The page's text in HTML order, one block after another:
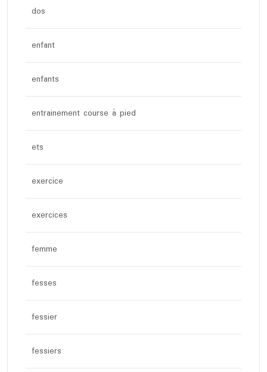
dos
enfant
enfants
entrainement course à pied
ets
exercice
exercices
femme
fesses
fessier
fessiers